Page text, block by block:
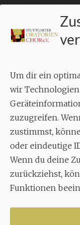
Um dir ein
wir
zuzugreifen.
zustimmst,
oder eindeutige
Wenn du deine
zurückziehst,
Funktionen
Tel.